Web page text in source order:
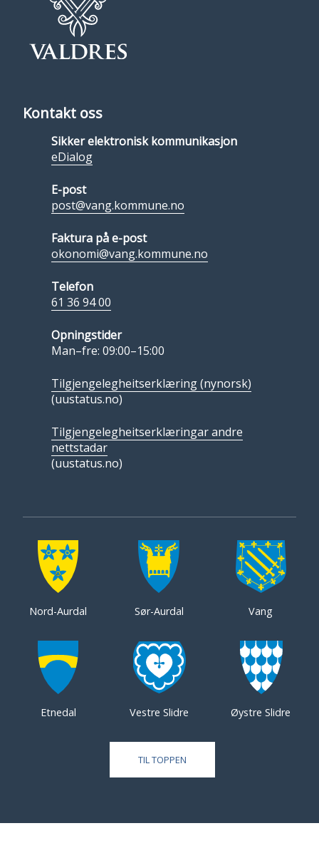
Kontakt oss
Sikker elektronisk kommunikasjon
eDialog
E-post
post@vang.kommune.no
Faktura på e-post
okonomi@vang.kommune.no
Telefon
61 36 94 00
Opningstider
Man–fre: 09:00–15:00
Tilgjengelegheitserklæring (nynorsk)
(uustatus.no)
Tilgjengelegheitserklæringar andre
nettstadar
(uustatus.no)
Nord-Aurdal Sør-Aurdal Vang
Etnedal Vestre Slidre Øystre Slidre
TIL TOPPEN